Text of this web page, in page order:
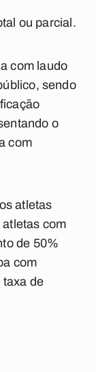
ou parcial.
com laudo
sendo
o
com
atletas
com
de 50%
com
de